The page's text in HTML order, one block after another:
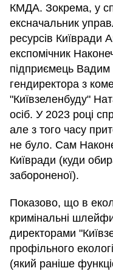
КМДА. Зокрема, у
ексначальник
ресурсів Київради
експомічник
підприємець Вадим
гендиректора з
"Київзеленбуду"
осіб. У 2023 році
але з того часу
не було. Сам
Київради (куди
забороненої).
Показово, що в
кримінальні
директорами
профільного
(який раніше